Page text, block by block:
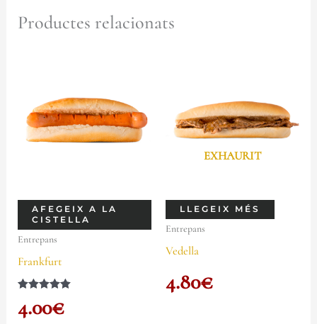
Productes relacionats
AFEGEIX A LA
CISTELLA
Entrepans
Frankfurt
5.00
de 5
4.00€
EXHAURIT
LLEGEIX MÉS
Entrepans
Vedella
4.80€